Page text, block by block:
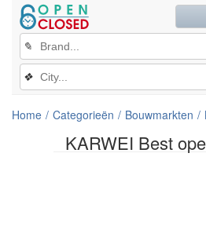
KARWEI Best
✎
❖
Home Categorieën Bouwmarkten